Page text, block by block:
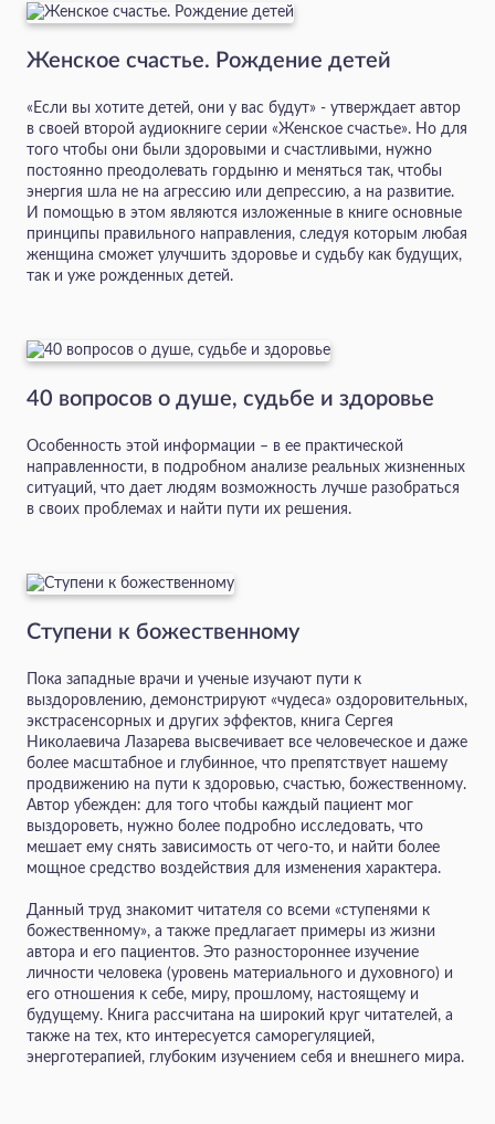
Женское счастье. Рождение детей
«Если вы хотите детей, они у вас будут» - утверждает автор
в своей второй аудиокниге серии «Женское счастье». Но для
того чтобы они были здоровыми и счастливыми, нужно
постоянно преодолевать гордыню и меняться так, чтобы
энергия шла не на агрессию или депрессию, а на развитие.
И помощью в этом являются изложенные в книге основные
принципы правильного направления, следуя которым любая
женщина сможет улучшить здоровье и судьбу как будущих,
так и уже рожденных детей.
40 вопросов о душе, судьбе и здоровье
Особенность этой информации – в ее практической
направленности, в подробном анализе реальных жизненных
ситуаций, что дает людям возможность лучше разобраться
в своих проблемах и найти пути их решения.
Ступени к божественному
Пока западные врачи и ученые изучают пути к
выздоровлению, демонстрируют «чудеса» оздоровительных,
экстрасенсорных и других эффектов, книга Сергея
Николаевича Лазарева высвечивает все человеческое и даже
более масштабное и глубинное, что препятствует нашему
продвижению на пути к здоровью, счастью, божественному.
Автор убежден: для того чтобы каждый пациент мог
выздороветь, нужно более подробно исследовать, что
мешает ему снять зависимость от чего-то, и найти более
мощное средство воздействия для изменения характера.
Данный труд знакомит читателя со всеми «ступенями к
божественному», а также предлагает примеры из жизни
автора и его пациентов. Это разностороннее изучение
личности человека (уровень материального и духовного) и
его отношения к себе, миру, прошлому, настоящему и
будущему. Книга рассчитана на широкий круг читателей, а
также на тех, кто интересуется саморегуляцией,
энерготерапией, глубоким изучением себя и внешнего мира.